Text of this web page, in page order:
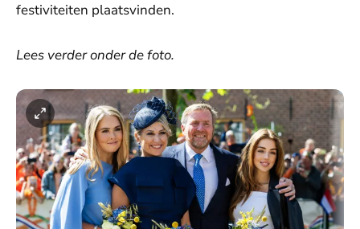
festiviteiten plaatsvinden.
Lees verder onder de foto.